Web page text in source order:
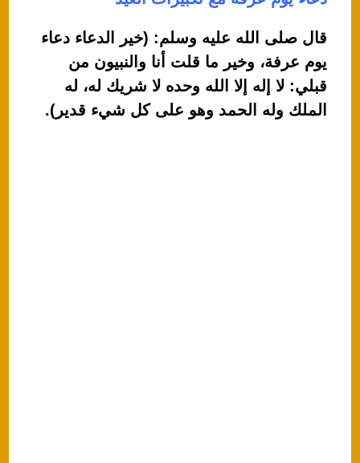
قال صلى الله عليه وسلم: (خير الدعاء دعاء
يوم عرفة، وخير ما قلت أنا والنبيون من
قبلي: لا إله إلا الله وحده لا شريك له، له
الملك وله الحمد وهو على كل شيء قدير).